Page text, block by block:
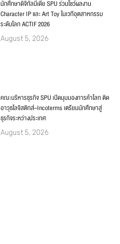
นักศึกษาดิจิทัลมีเดีย SPU ร่วมโชว์ผลงาน
Character IP และ Art Toy ในเวทีอุตสาหกรรม
ระดับโลก ACTIF 2026
August 5, 2026
คณะบริหารธุรกิจ SPU เปิดมุมมองการค้าโลก ติด
อาวุธโลจิสติกส์–Incoterms เตรียมนักศึกษาสู่
ธุรกิจระหว่างประเทศ
August 5, 2026